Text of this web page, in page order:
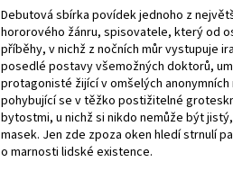
Debutová sbírka povídek jednoho z
hororového žánru, spisovatele, který od
příběhy, v nichž z nočních můr vystupuje
posedlé postavy všemožných doktorů,
protagonisté žijící v omšelých
pohybující se v těžko postižitelné
bytostmi, u nichž si nikdo nemůže být
masek. Jen zde zpoza oken hledí strnulí
o marnosti lidské existence.